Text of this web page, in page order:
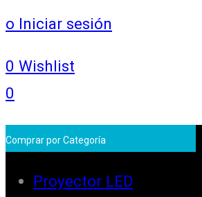
o Iniciar sesión
0 Wishlist
0
Comprar por Categoría
Proyector LED